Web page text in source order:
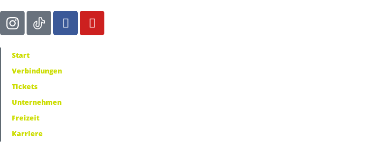
Start
Verbindungen
Tickets
Unternehmen
Freizeit
Karriere